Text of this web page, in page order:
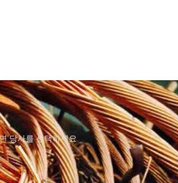
당사를 선택하세요.